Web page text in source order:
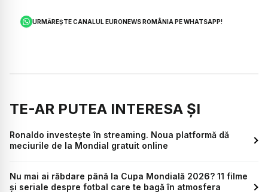
URMĂREȘTE CANALUL EURONEWS ROMÂNIA PE WHATSAPP!
TE-AR PUTEA INTERESA ȘI
Ronaldo investește în streaming. Noua platformă dă
meciurile de la Mondial gratuit online
Nu mai ai răbdare până la Cupa Mondială 2026? 11 filme
și seriale despre fotbal care te bagă în atmosfera